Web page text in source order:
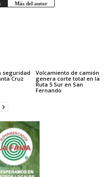
Más del autor
seguridad
Cruz
Volcamiento de camión
genera corte total en la
Ruta 5 Sur en San
Fernando